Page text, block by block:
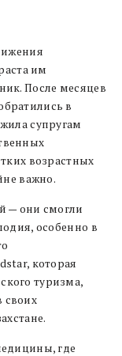
им
После месяцев
в
супругам
возрастных
важно.
— они смогли
особенно в
которая
туризма,
своих
где